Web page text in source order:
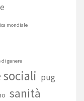
mondiale
genere
pug
sanità